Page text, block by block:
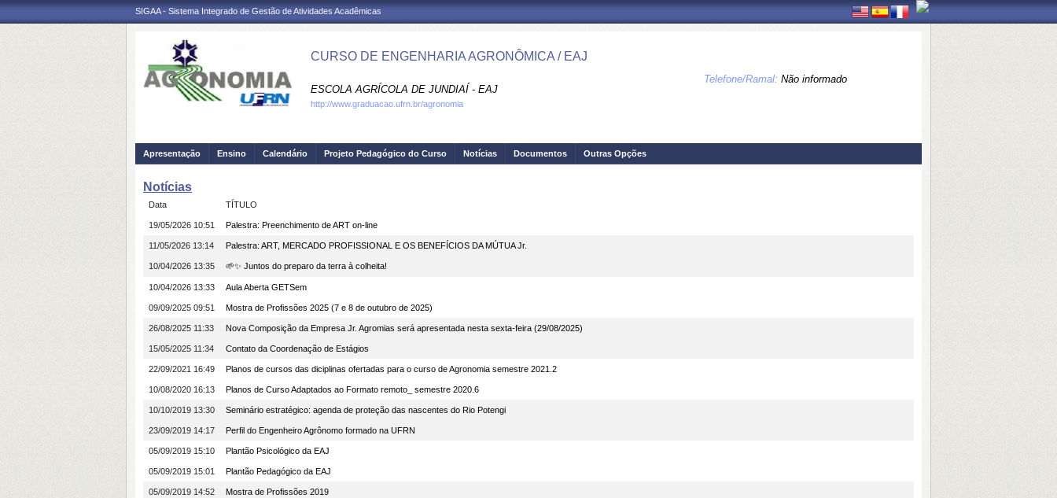
SIGAA - Sistema Integrado de Gestão de Atividades Acadêmicas
CURSO DE ENGENHARIA AGRONÔMICA / EAJ
ESCOLA AGRÍCOLA DE JUNDIAÍ - EAJ
Telefone/Ramal: Não informado
http://www.graduacao.ufrn.br/agronomia
Apresentação Ensino Calendário Projeto Pedagógico do Curso Notícias Documentos Outras Opções
Notícias
Data TÍTULO
19/05/2026 10:51 Palestra: Preenchimento de ART on-line
11/05/2026 13:14 Palestra: ART, MERCADO PROFISSIONAL E OS BENEFÍCIOS DA MÚTUA Jr.
10/04/2026 13:35 🌱✨ Juntos do preparo da terra à colheita!
10/04/2026 13:33 Aula Aberta GETSem
09/09/2025 09:51 Mostra de Profissões 2025 (7 e 8 de outubro de 2025)
26/08/2025 11:33 Nova Composição da Empresa Jr. Agromias será apresentada nesta sexta-feira (29/08/2025)
15/05/2025 11:34 Contato da Coordenação de Estágios
22/09/2021 16:49 Planos de cursos das diciplinas ofertadas para o curso de Agronomia semestre 2021.2
10/08/2020 16:13 Planos de Curso Adaptados ao Formato remoto_ semestre 2020.6
10/10/2019 13:30 Seminário estratégico: agenda de proteção das nascentes do Rio Potengi
23/09/2019 14:17 Perfil do Engenheiro Agrônomo formado na UFRN
05/09/2019 15:10 Plantão Psicológico da EAJ
05/09/2019 15:01 Plantão Pedagógico da EAJ
05/09/2019 14:52 Mostra de Profissões 2019